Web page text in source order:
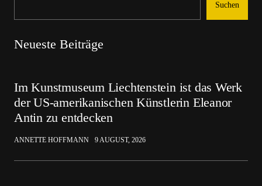
Suchen
Neueste Beiträge
Im Kunstmuseum Liechtenstein ist das Werk
der US-amerikanischen Künstlerin Eleanor
Antin zu entdecken
ANNETTE HOFFMANN 9 AUGUST, 2026